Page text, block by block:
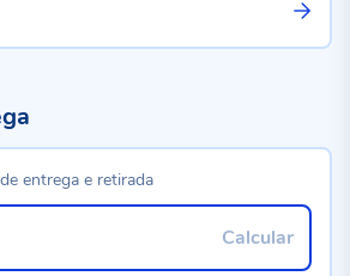
entrega e retirada
Calcular